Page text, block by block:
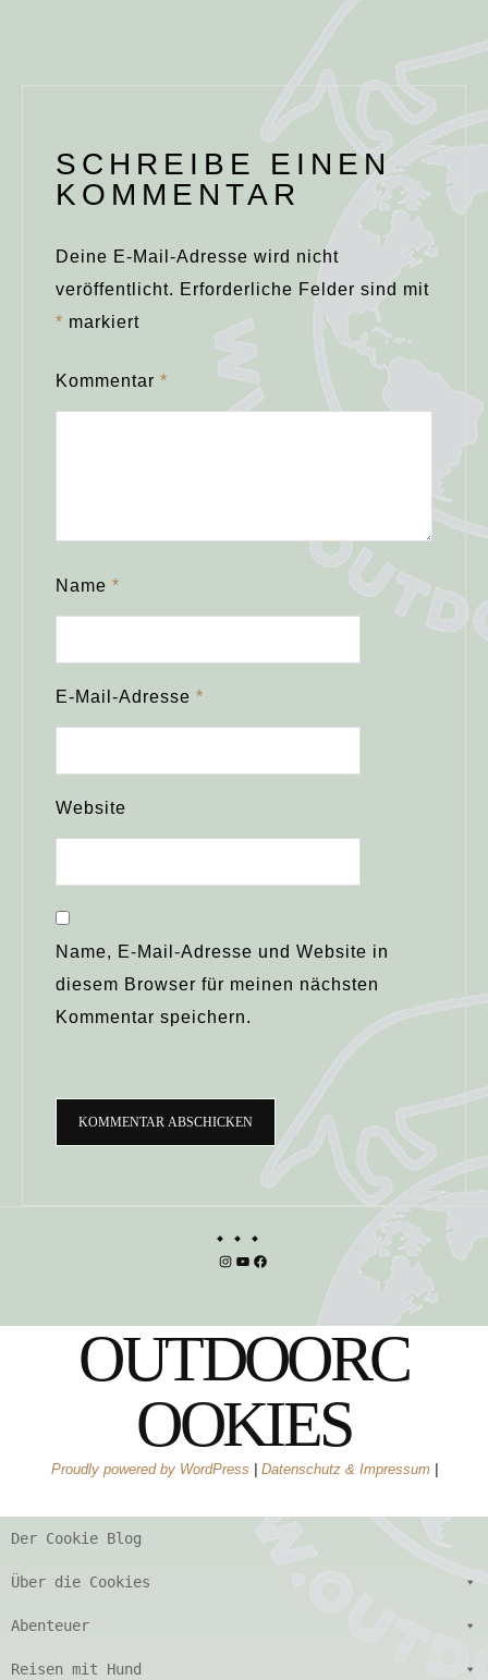
SCHREIBE EINEN
KOMMENTAR
Deine E-Mail-Adresse wird nicht
veröffentlicht. Erforderliche Felder sind mit
* markiert
Kommentar *
Name *
E-Mail-Adresse *
Website
Name, E-Mail-Adresse und Website in
diesem Browser für meinen nächsten
Kommentar speichern.
Instagram
YouTube
Facebook
OUTDOORC
OOKIES
Proudly powered by WordPress Datenschutz & Impressum
Der Cookie Blog
Über die Cookies
Abenteuer
Reisen mit Hund